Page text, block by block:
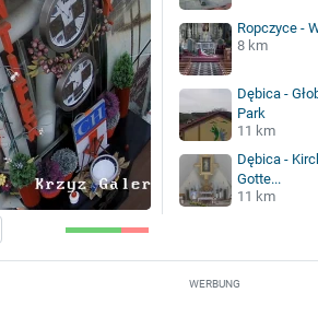
Ropczyce -
8 km
Dębica -
Park
11 km
Dębica -
Gotte...
11 km
WERBUNG